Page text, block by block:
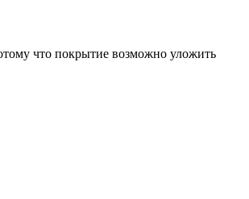
что покрытие возможно уложить